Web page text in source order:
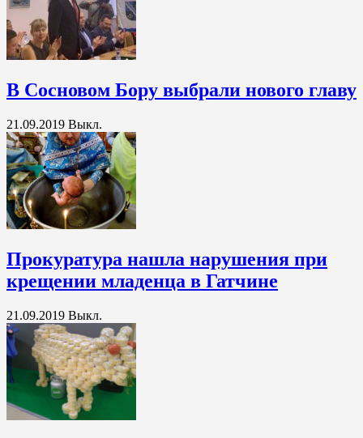
В Сосновом Бору выбрали нового главу
21.09.2019 Выкл.
Прокуратура нашла нарушения при
крещении младенца в Гатчине
21.09.2019 Выкл.